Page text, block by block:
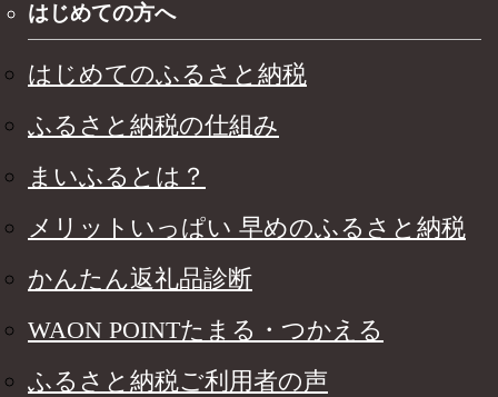
はじめての方へ
はじめてのふるさと納税
ふるさと納税の仕組み
まいふるとは？
メリットいっぱい 早めのふるさと納税
かんたん返礼品診断
WAON POINTたまる・つかえる
ふるさと納税ご利用者の声